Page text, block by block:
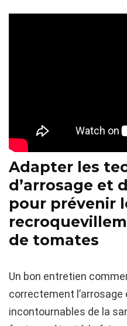
Adapter les
d’arrosage et
pour prévenir
de tomates
Un bon entretien
correctement
incontournables de la